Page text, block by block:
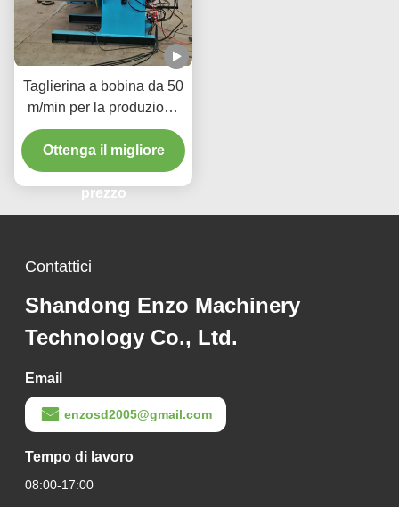
Taglierina a bobina da 50
m/min per la produzione
di componenti metallici di
precisione per l'industria
automobilistica
Ottenga il migliore
prezzo
Contattici
Shandong Enzo Machinery
Technology Co., Ltd.
Email
enzosd2005@gmail.com
Tempo di lavoro
08:00-17:00